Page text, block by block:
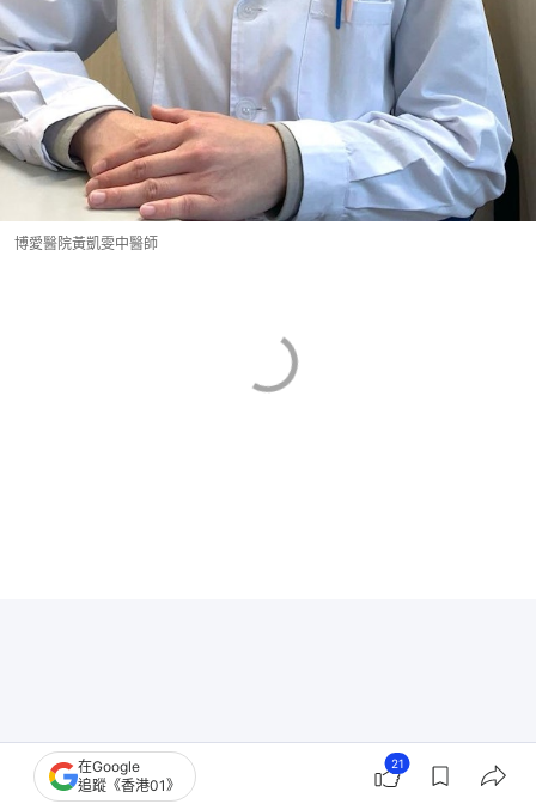
博愛醫院黃凱雯中醫師
在Google
追蹤《香港01》
21